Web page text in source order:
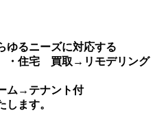
ゆるニーズに対応する
住宅 買取→リモデリング
ム→テナント付
ます。